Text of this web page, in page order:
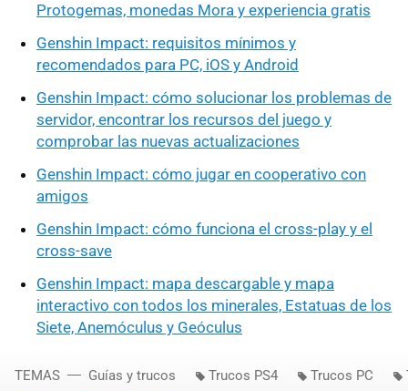
Protogemas, monedas Mora y experiencia gratis
Genshin Impact: requisitos mínimos y
recomendados para PC, iOS y Android
Genshin Impact: cómo solucionar los problemas de
servidor, encontrar los recursos del juego y
comprobar las nuevas actualizaciones
Genshin Impact: cómo jugar en cooperativo con
amigos
Genshin Impact: cómo funciona el cross-play y el
cross-save
Genshin Impact: mapa descargable y mapa
interactivo con todos los minerales, Estatuas de los
Siete, Anemóculus y Geóculus
TEMAS Guías y trucos Trucos PS4 Trucos PC